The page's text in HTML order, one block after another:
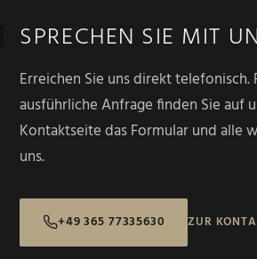
SPRECHEN SIE MIT
Erreichen Sie uns direkt telefonisch.
ausführliche Anfrage finden Sie auf
Kontaktseite das Formular und alle
uns.
+49 365 77335630 ZUR